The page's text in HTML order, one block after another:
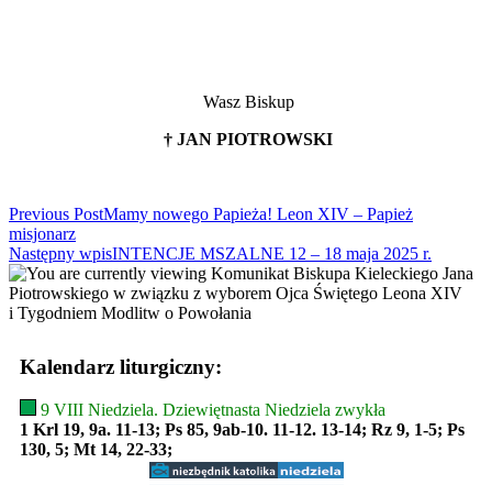
Wasz Biskup
† JAN PIOTROWSKI
Read
more
articles
Previous PostMamy nowego Papieża! Leon XIV – Papież
misjonarz
Następny wpisINTENCJE MSZALNE 12 – 18 maja 2025 r.
Kalendarz liturgiczny:
9 VIII Niedziela. Dziewiętnasta Niedziela zwykła
1 Krl 19, 9a. 11-13; Ps 85, 9ab-10. 11-12. 13-14; Rz 9, 1-5; Ps
130, 5; Mt 14, 22-33;